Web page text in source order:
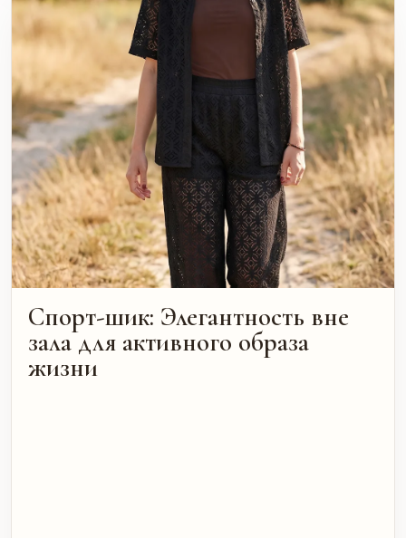
Спорт-шик: Элегантность вне
зала для активного образа
жизни